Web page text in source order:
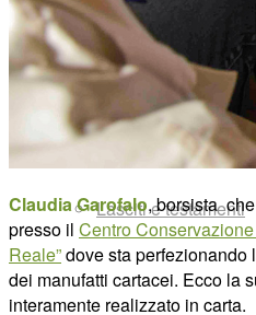
Per le Aziende
Lasciti e testamenti
Claudia Garofalo, borsista
presso il Centro
Reale”dove sta perfezionando
dei manufatti cartacei. Ecco la
interamente realizzato in carta.